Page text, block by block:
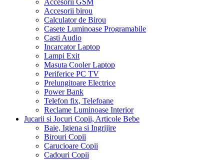
Accesorii birou
Calculator de Birou
Casete Luminoase Programabile
Casti Audio
Incarcator Laptop
Lampi Exit
Masuta Cooler Laptop
Periferice PC TV
Prelungitoare Electrice
Power Bank
Telefon fix, Telefoane
Reclame Luminoase Interior
Jucarii si Jocuri Copii, Articole Bebe
Baie, Igiena si Ingrijire
Birouri Copii
Carucioare Copii
Cadouri Copii